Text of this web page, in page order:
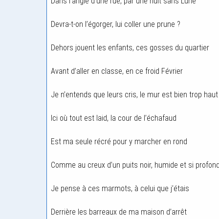
Devra-t-on l’égorger, lui coller une prune ?
Dehors jouent les enfants, ces gosses du quartier
Avant d’aller en classe, en ce froid Février
Je n’entends que leurs cris, le mur est bien trop haut
Ici où tout est laid, la cour de l’échafaud
Est ma seule récré pour y marcher en rond
Comme au creux d’un puits noir, humide et si
Je pense à ces marmots, à celui que j’étais
Derrière les barreaux de ma maison d’arrêt